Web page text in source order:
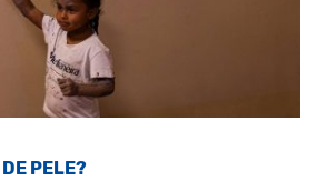
DE PELE?